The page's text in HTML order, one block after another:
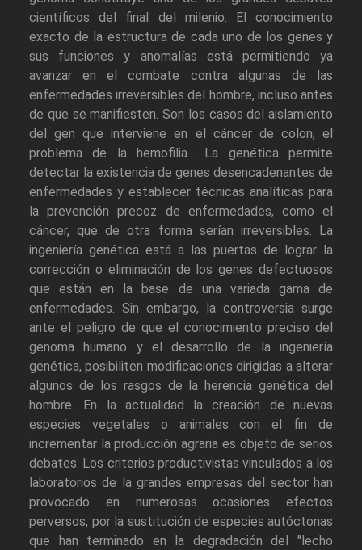
científicos del final del milenio. El conocimiento
exacto de la estructura de cada uno de los genes y
sus funciones y anomalías está permitiendo ya
avanzar en el combate contra algunas de las
enfermedades irreversibles del hombre, incluso antes
de que se manifiesten. Son los casos del aislamiento
del gen que interviene en el cáncer de colon, el
problema de la hemofilia... La genética permite
detectar la existencia de genes desencadenantes de
enfermedades y establecer técnicas analíticas para
la prevención precoz de enfermedades, como el
cáncer, que de otra forma serían irreversibles. La
ingeniería genética está a las puertas de lograr la
corrección o eliminación de los genes defectuosos
que están en la base de una variada gama de
enfermedades. Sin embargo, la controversia surge
ante el peligro de que el conocimiento preciso del
genoma humano y el desarrollo de la ingeniería
genética, posibiliten modificaciones dirigidas a alterar
algunos de los rasgos de la herencia genética del
hombre. En la actualidad la creación de nuevas
especies vegetales o animales con el fin de
incrementar la producción agraria es objeto de serios
debates. Los criterios productivistas vinculados a los
laboratorios de la grandes empresas del sector han
provocado en numerosas ocasiones efectos
perversos, por la sustitución de especies autóctonas
que han terminado en la degradación del "lecho